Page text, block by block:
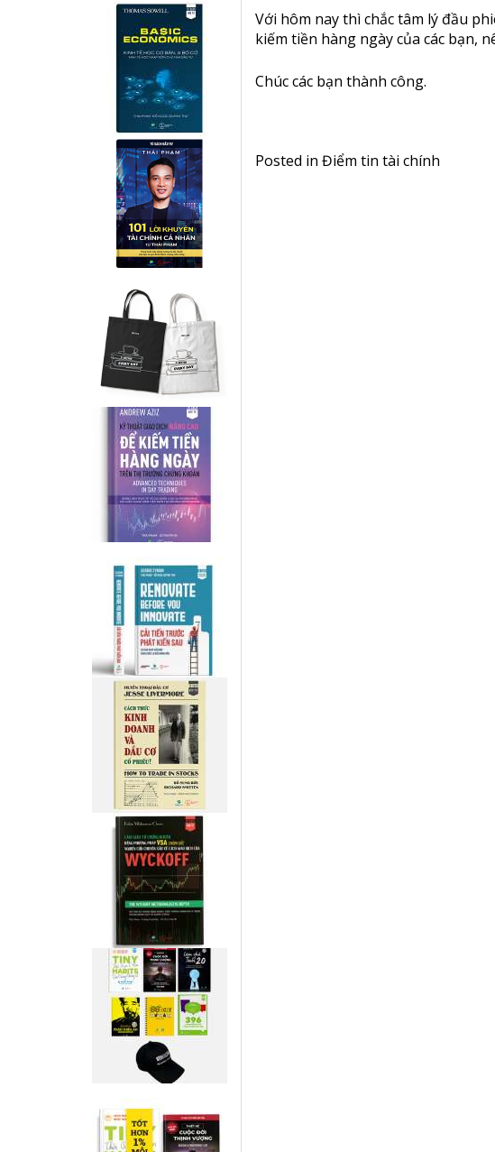
Với hôm nay thì chắc tâm lý đầu
kiếm tiền hàng ngày của các bạn,
Chúc các bạn thành công.
Posted in Điểm tin tài chính